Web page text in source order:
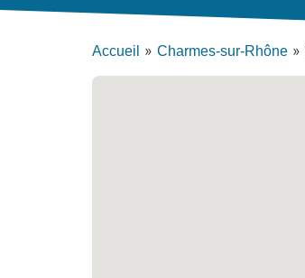
Accueil » Charmes-sur-Rhône »